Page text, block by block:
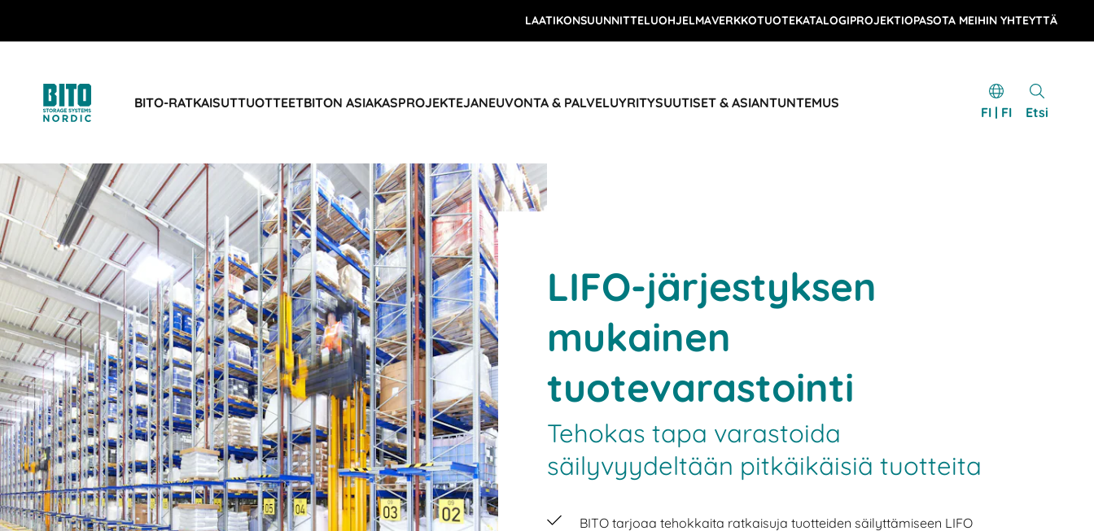
LAATIKONSUUNNITTELUOHJELMAVERKKOTUOTEKATALOGIPROJEKTIOPASOTA MEIHIN YHTEYTTÄ
BITO-RATKAISUTTUOTTEETBITON ASIAKASPROJEKTEJANEUVONTA & PALVELUYRITYSUUTISET & ASIANTUNTEMUS
FI | FI Etsi
BIT O
LIFO-järjestyksen
mukainen
tuotevarastointi
Tehokas tapa varastoida
säilyvyydeltään pitkäikäisiä tuotteita
BITO tarjoaa tehokkaita ratkaisuja tuotteiden säilyttämiseen LIFO